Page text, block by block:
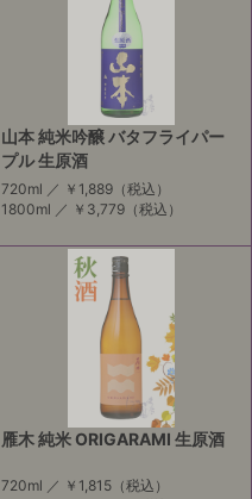
山本 純米吟醸 バタフライパー
プル 生原酒
720ml ／ ￥1,889（税込）
1800ml ／ ￥3,779（税込）
雁木 純米 ORIGARAMI 生原酒
720ml ／ ￥1,815（税込）